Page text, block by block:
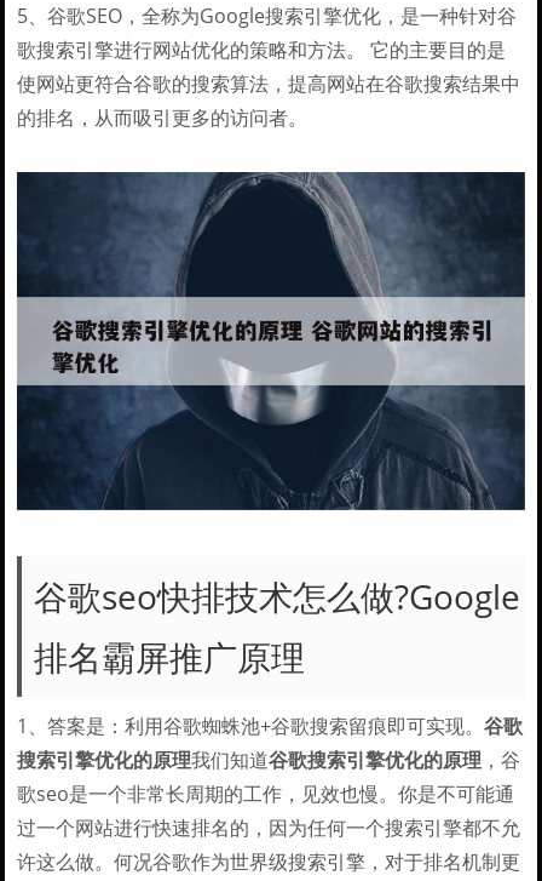
5、谷歌SEO，全称为Google搜索引擎优化，是一种针对谷
歌搜索引擎进行网站优化的策略和方法。 它的主要目的是
使网站更符合谷歌的搜索算法，提高网站在谷歌搜索结果中
的排名，从而吸引更多的访问者。
谷歌seo快排技术怎么做?Google
排名霸屏推广原理
1、答案是：利用谷歌蜘蛛池+谷歌搜索留痕即可实现。谷歌
搜索引擎优化的原理我们知道谷歌搜索引擎优化的原理 ，谷
歌seo是一个非常长周期的工作，见效也慢。你是不可能通
过一个网站进行快速排名的，因为任何一个搜索引擎都不允
许这么做。何况谷歌作为世界级搜索引擎，对于排名机制更